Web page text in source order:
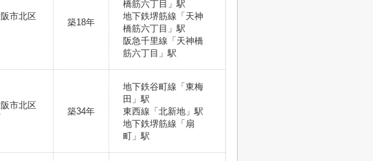
市北区
築18年
橋筋六丁目」駅
地下鉄堺筋線「天神
橋筋六丁目」駅
阪急千里線「天神橋
筋六丁目」駅
市北区
築34年
地下鉄谷町線「東梅
田」駅
東西線「北新地」駅
地下鉄堺筋線「扇
町」駅